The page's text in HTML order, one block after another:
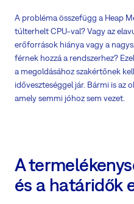
A probléma összefügg a Heap
túlterhelt CPU-val? Vagy az
erőforrások hiánya vagy a
férnek hozzá a rendszerhez?
a megoldásához szakértőnek
időveszteséggel jár. Bármi is az
amely semmi jóhoz sem vezet.
A
és a határidők